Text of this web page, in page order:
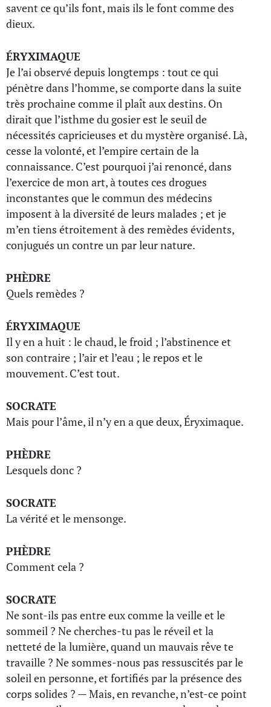
savent ce qu’ils font, mais ils le font comme des
dieux.
ÉRYXIMAQUE
Je l’ai observé depuis longtemps : tout ce qui
pénètre dans l’homme, se comporte dans la suite
très prochaine comme il plaît aux destins. On
dirait que l’isthme du gosier est le seuil de
nécessités capricieuses et du mystère organisé. Là,
cesse la volonté, et l’empire certain de la
connaissance. C’est pourquoi j’ai renoncé, dans
l’exercice de mon art, à toutes ces drogues
inconstantes que le commun des médecins
imposent à la diversité de leurs malades ; et je
m’en tiens étroitement à des remèdes évidents,
conjugués un contre un par leur nature.
PHÈDRE
Quels remèdes ?
ÉRYXIMAQUE
Il y en a huit : le chaud, le froid ; l’abstinence et
son contraire ; l’air et l’eau ; le repos et le
mouvement. C’est tout.
SOCRATE
Mais pour l’âme, il n’y en a que deux, Éryximaque.
PHÈDRE
Lesquels donc ?
SOCRATE
La vérité et le mensonge.
PHÈDRE
Comment cela ?
SOCRATE
Ne sont-ils pas entre eux comme la veille et le
sommeil ? Ne cherches-tu pas le réveil et la
netteté de la lumière, quand un mauvais rêve te
travaille ? Ne sommes-nous pas ressuscités par le
soleil en personne, et fortifiés par la présence des
corps solides ? — Mais, en revanche, n’est-ce point